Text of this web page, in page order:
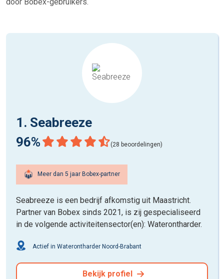
1. Seabreeze
96%
(28 beoordelingen)
Meer dan 5 jaar Bobex-partner
Seabreeze is een bedrijf afkomstig uit Maastricht.
Partner van Bobex sinds 2021, is zij gespecialiseerd
in de volgende activiteitensector(en): Waterontharder.
Actief in Waterontharder Noord-Brabant
Bekijk profiel